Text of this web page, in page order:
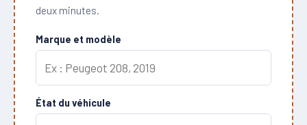
deux minutes.
Marque et modèle
État du véhicule